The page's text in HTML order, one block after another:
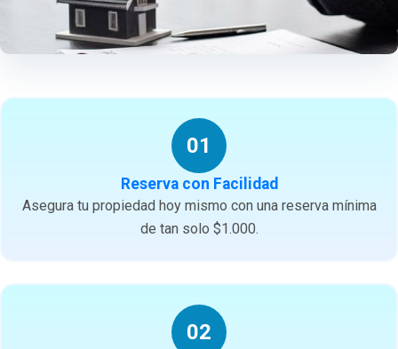
01
Reserva con Facilidad
Asegura tu propiedad hoy mismo con una reserva mínima
de tan solo $1.000.
02